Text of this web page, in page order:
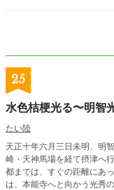
郎と言
か遠い
蔵、信濃
しまっ
エト連
達を助け
を発砲し
（ソ連国
した行為
としてい
25
水色桔梗光る〜明智
たい陸
天正十年六月三日未明、明
崎・天神馬場を経て摂津へ
都までは、すぐの距離にあ
は、本能寺へと向かう光秀の